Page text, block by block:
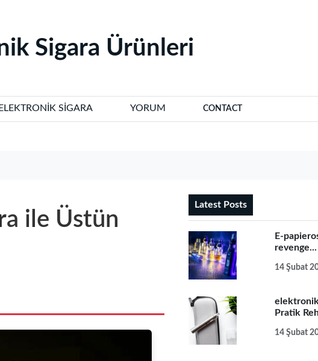
Sigara Ürünleri‌
ELEKTRONIK SIGARA YORUM CONTACT
ile Üstün
Latest Posts
E-
revenge...
14 Şubat
Pratik
14 Şubat